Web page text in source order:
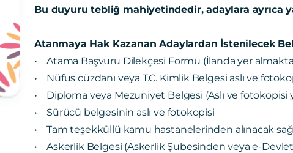
Bu duyuru tebliğ mahiyetindedir, adaylara ayrıca
Atanmaya Hak Kazanan Adaylardan İstenilecek
• Atama Başvuru Dilekçesi Formu (İlanda yer
• Nüfus cüzdanı veya T.C. Kimlik Belgesi aslı ve
• Diploma veya Mezuniyet Belgesi (Aslı ve
• Sürücü belgesinin aslı ve fotokopisi
• Tam teşekküllü kamu hastanelerinden alınacak
• Askerlik Belgesi (Askerlik Şubesinden veya e-